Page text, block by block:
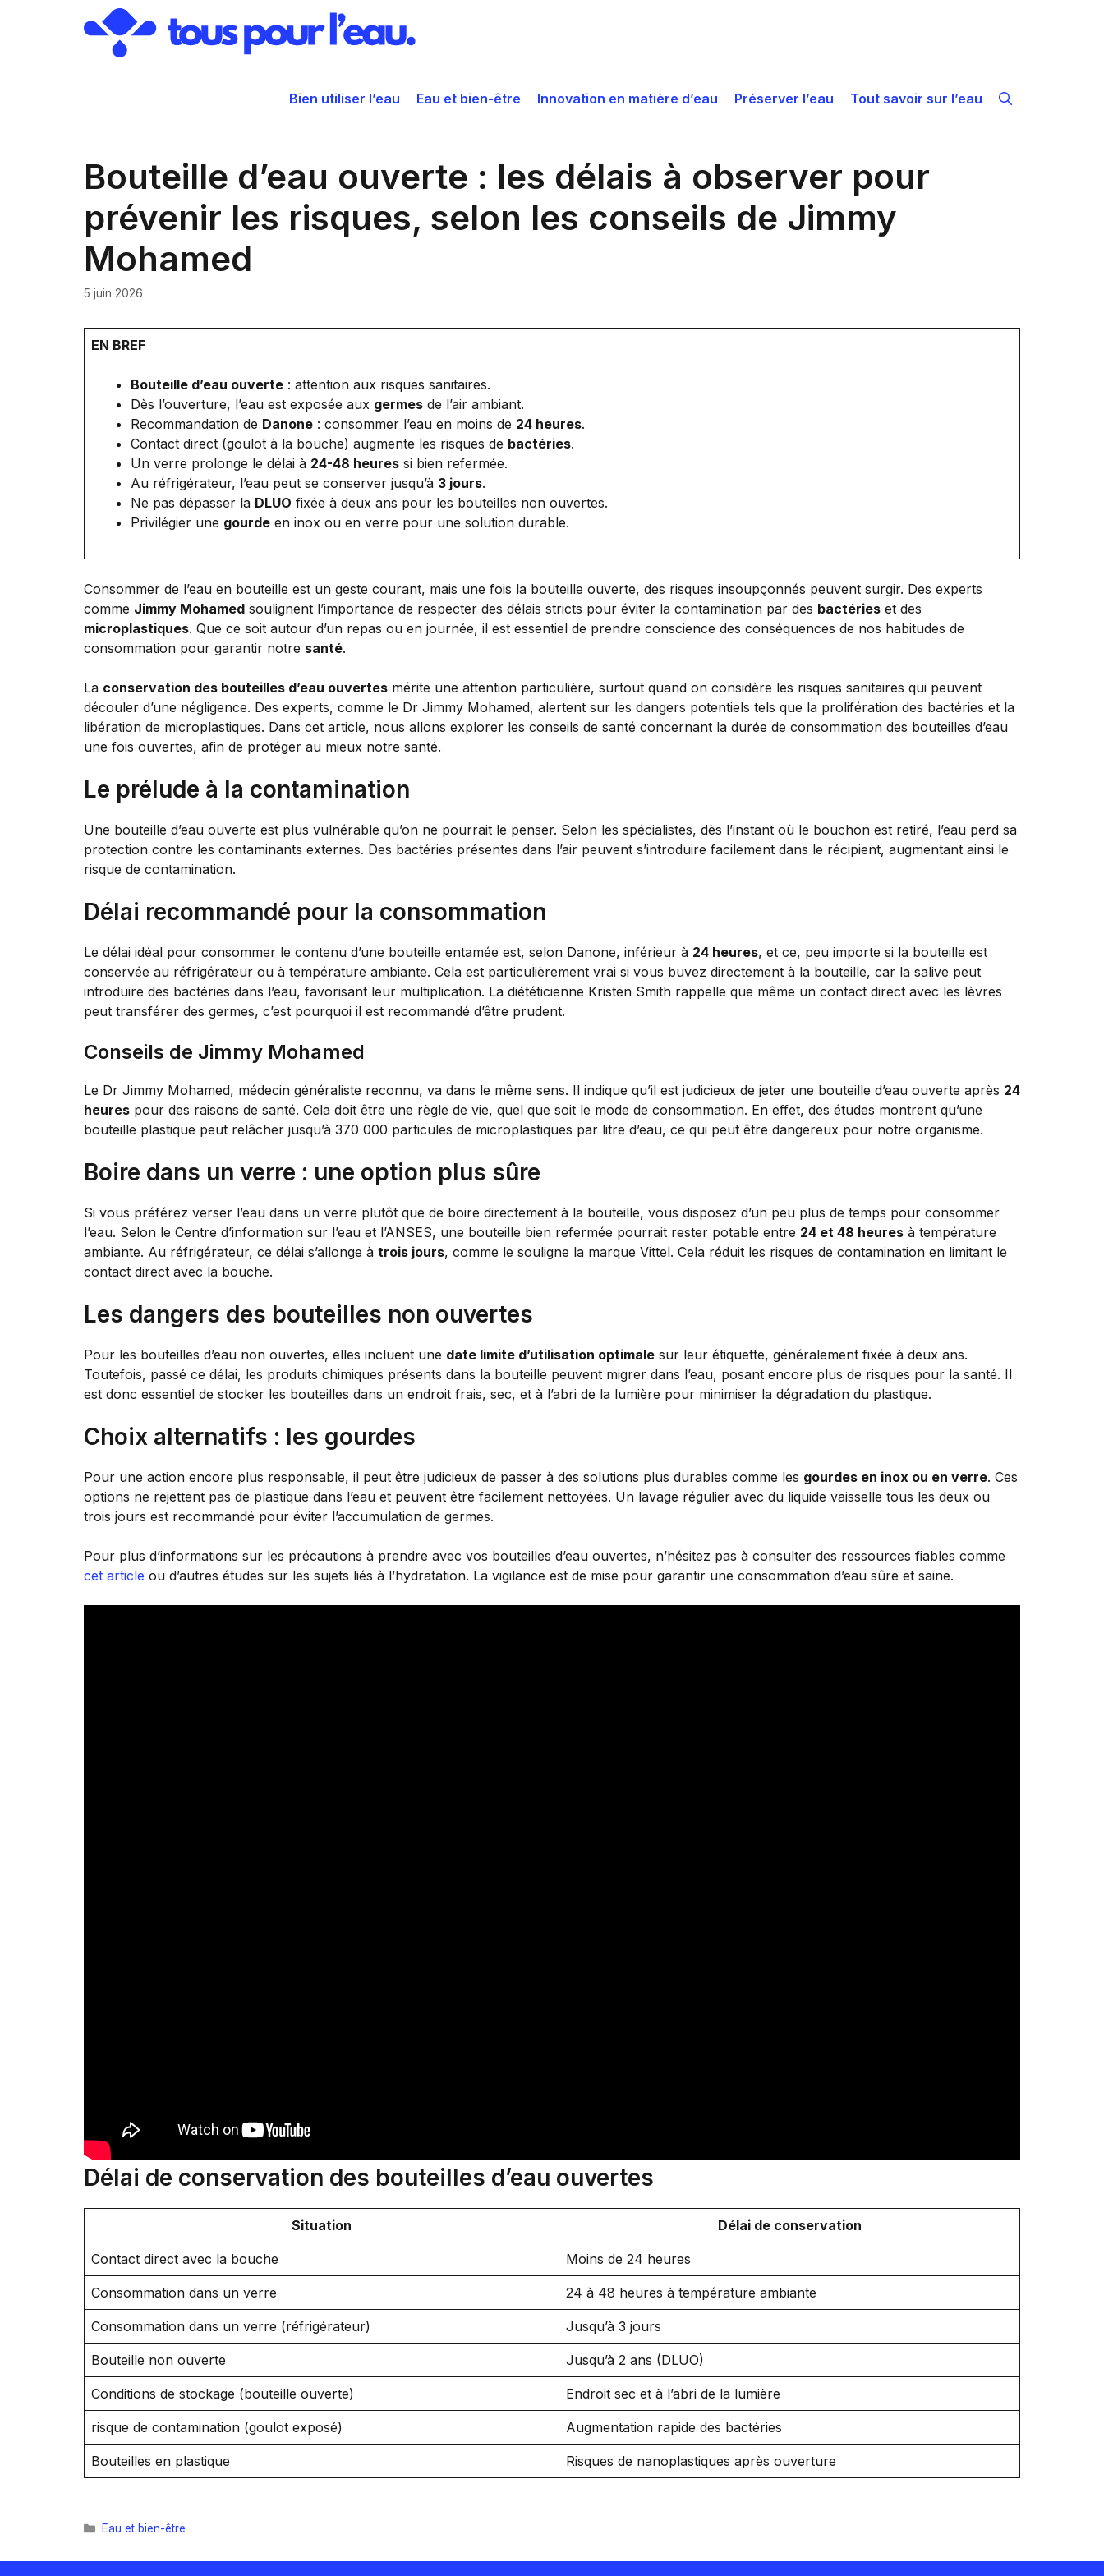
Bien utiliser l’eau Eau et bien-être Innovation en matière d’eau Préserver l’eau Tout savoir sur l’eau
Bouteille d’eau ouverte : les délais à observer pour
prévenir les risques, selon les conseils de Jimmy
Mohamed
5 juin 2026
EN BREF
Bouteille d’eau ouverte : attention aux risques sanitaires.
Dès l’ouverture, l’eau est exposée aux germes de l’air ambiant.
Recommandation de Danone : consommer l’eau en moins de 24 heures.
Contact direct (goulot à la bouche) augmente les risques de bactéries.
Un verre prolonge le délai à 24-48 heures si bien refermée.
Au réfrigérateur, l’eau peut se conserver jusqu’à 3 jours.
Ne pas dépasser la DLUO fixée à deux ans pour les bouteilles non ouvertes.
Privilégier une gourde en inox ou en verre pour une solution durable.
Consommer de l’eau en bouteille est un geste courant, mais une fois la bouteille ouverte, des risques insoupçonnés peuvent surgir. Des experts
comme Jimmy Mohamed soulignent l’importance de respecter des délais stricts pour éviter la contamination par des bactéries et des
microplastiques. Que ce soit autour d’un repas ou en journée, il est essentiel de prendre conscience des conséquences de nos habitudes de
consommation pour garantir notre santé.
La conservation des bouteilles d’eau ouvertes mérite une attention particulière, surtout quand on considère les risques sanitaires qui peuvent
découler d’une négligence. Des experts, comme le Dr Jimmy Mohamed, alertent sur les dangers potentiels tels que la prolifération des bactéries et la
libération de microplastiques. Dans cet article, nous allons explorer les conseils de santé concernant la durée de consommation des bouteilles d’eau
une fois ouvertes, afin de protéger au mieux notre santé.
Le prélude à la contamination
Une bouteille d’eau ouverte est plus vulnérable qu’on ne pourrait le penser. Selon les spécialistes, dès l’instant où le bouchon est retiré, l’eau perd sa
protection contre les contaminants externes. Des bactéries présentes dans l’air peuvent s’introduire facilement dans le récipient, augmentant ainsi le
risque de contamination.
Délai recommandé pour la consommation
Le délai idéal pour consommer le contenu d’une bouteille entamée est, selon Danone, inférieur à 24 heures, et ce, peu importe si la bouteille est
conservée au réfrigérateur ou à température ambiante. Cela est particulièrement vrai si vous buvez directement à la bouteille, car la salive peut
introduire des bactéries dans l’eau, favorisant leur multiplication. La diététicienne Kristen Smith rappelle que même un contact direct avec les lèvres
peut transférer des germes, c’est pourquoi il est recommandé d’être prudent.
Conseils de Jimmy Mohamed
Le Dr Jimmy Mohamed, médecin généraliste reconnu, va dans le même sens. Il indique qu’il est judicieux de jeter une bouteille d’eau ouverte après 24
heures pour des raisons de santé. Cela doit être une règle de vie, quel que soit le mode de consommation. En effet, des études montrent qu’une
bouteille plastique peut relâcher jusqu’à 370 000 particules de microplastiques par litre d’eau, ce qui peut être dangereux pour notre organisme.
Boire dans un verre : une option plus sûre
Si vous préférez verser l’eau dans un verre plutôt que de boire directement à la bouteille, vous disposez d’un peu plus de temps pour consommer
l’eau. Selon le Centre d’information sur l’eau et l’ANSES, une bouteille bien refermée pourrait rester potable entre 24 et 48 heures à température
ambiante. Au réfrigérateur, ce délai s’allonge à trois jours, comme le souligne la marque Vittel. Cela réduit les risques de contamination en limitant le
contact direct avec la bouche.
Les dangers des bouteilles non ouvertes
Pour les bouteilles d’eau non ouvertes, elles incluent une date limite d’utilisation optimale sur leur étiquette, généralement fixée à deux ans.
Toutefois, passé ce délai, les produits chimiques présents dans la bouteille peuvent migrer dans l’eau, posant encore plus de risques pour la santé. Il
est donc essentiel de stocker les bouteilles dans un endroit frais, sec, et à l’abri de la lumière pour minimiser la dégradation du plastique.
Choix alternatifs : les gourdes
Pour une action encore plus responsable, il peut être judicieux de passer à des solutions plus durables comme les gourdes en inox ou en verre. Ces
options ne rejettent pas de plastique dans l’eau et peuvent être facilement nettoyées. Un lavage régulier avec du liquide vaisselle tous les deux ou
trois jours est recommandé pour éviter l’accumulation de germes.
Pour plus d’informations sur les précautions à prendre avec vos bouteilles d’eau ouvertes, n’hésitez pas à consulter des ressources fiables comme
cet article ou d’autres études sur les sujets liés à l’hydratation. La vigilance est de mise pour garantir une consommation d’eau sûre et saine.
Délai de conservation des bouteilles d’eau ouvertes
Situation Délai de conservation
Contact direct avec la bouche Moins de 24 heures
Consommation dans un verre 24 à 48 heures à température ambiante
Consommation dans un verre (réfrigérateur) Jusqu’à 3 jours
Bouteille non ouverte Jusqu’à 2 ans (DLUO)
Conditions de stockage (bouteille ouverte) Endroit sec et à l’abri de la lumière
risque de contamination (goulot exposé) Augmentation rapide des bactéries
Bouteilles en plastique Risques de nanoplastiques après ouverture
Catégories
Eau et bien-être